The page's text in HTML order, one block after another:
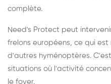
complète.
Need's Protect peut
frelons européens, ce qui
d'autres hyménoptères.
situations où l'activité
le foyer.